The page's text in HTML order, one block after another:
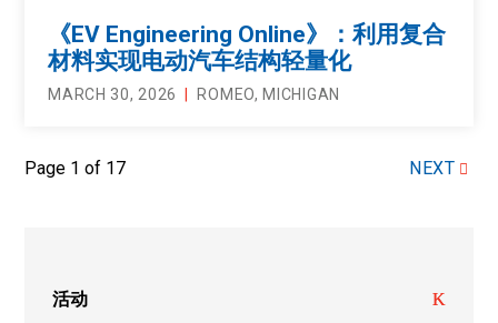
《EV Engineering Online》：利用复合
材料实现电动汽车结构轻量化
MARCH 30, 2026 ROMEO, MICHIGAN
Page 1 of 17 NEXT
活动